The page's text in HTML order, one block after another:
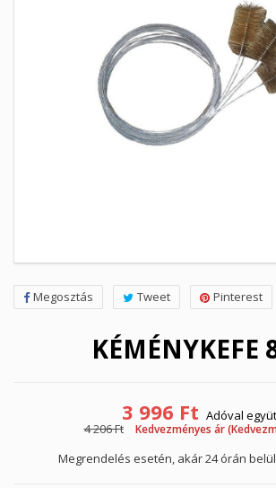
Megosztás Tweet Pinterest
KÉMÉNYKEFE
3 996 Ft Adóval
4 206 Ft
Kedvezményes ár
Megrendelés esetén, akár 24 órán